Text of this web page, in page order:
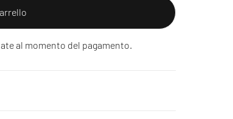
al momento del pagamento.